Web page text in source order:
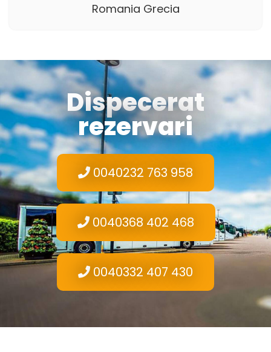
Romania Grecia
Dispecerat
rezervari
0040232 763 958
0040368 402 468
0040332 407 430